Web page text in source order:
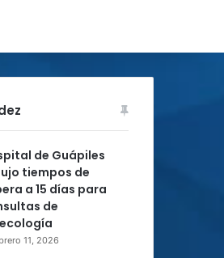
de Guápiles
tiempos de
a 15 días para
de
11, 2026